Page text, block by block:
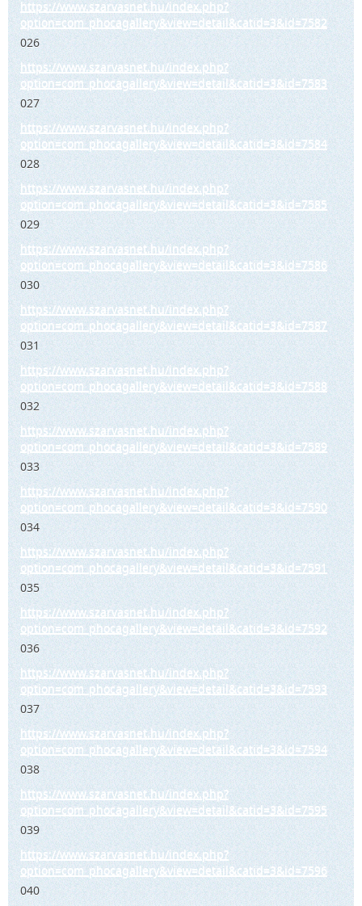
https://www.szarvasnet.hu/index.php?
option=com_phocagallery&view=detail&catid=3&id=7582
026
https://www.szarvasnet.hu/index.php?
option=com_phocagallery&view=detail&catid=3&id=7583
027
https://www.szarvasnet.hu/index.php?
option=com_phocagallery&view=detail&catid=3&id=7584
028
https://www.szarvasnet.hu/index.php?
option=com_phocagallery&view=detail&catid=3&id=7585
029
https://www.szarvasnet.hu/index.php?
option=com_phocagallery&view=detail&catid=3&id=7586
030
https://www.szarvasnet.hu/index.php?
option=com_phocagallery&view=detail&catid=3&id=7587
031
https://www.szarvasnet.hu/index.php?
option=com_phocagallery&view=detail&catid=3&id=7588
032
https://www.szarvasnet.hu/index.php?
option=com_phocagallery&view=detail&catid=3&id=7589
033
https://www.szarvasnet.hu/index.php?
option=com_phocagallery&view=detail&catid=3&id=7590
034
https://www.szarvasnet.hu/index.php?
option=com_phocagallery&view=detail&catid=3&id=7591
035
https://www.szarvasnet.hu/index.php?
option=com_phocagallery&view=detail&catid=3&id=7592
036
https://www.szarvasnet.hu/index.php?
option=com_phocagallery&view=detail&catid=3&id=7593
037
https://www.szarvasnet.hu/index.php?
option=com_phocagallery&view=detail&catid=3&id=7594
038
https://www.szarvasnet.hu/index.php?
option=com_phocagallery&view=detail&catid=3&id=7595
039
https://www.szarvasnet.hu/index.php?
option=com_phocagallery&view=detail&catid=3&id=7596
040